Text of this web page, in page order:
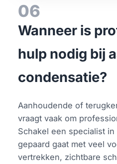
06
Wanneer is
hulp nodig bij
condensatie?
Aanhoudende of
vraagt vaak om
Schakel een specialist
gepaard gaat met veel
vertrekken, zichtbare